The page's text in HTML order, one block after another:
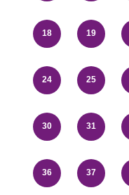
18 19
24 25
30 31
36 37